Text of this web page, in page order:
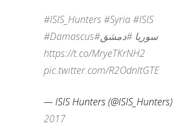
#ISIS_Hunters#Syria#ISIS
#Damascus
#سوريا #دمشق
https://t.co/MryeTKrNH2
pic.twitter.com/R2OdnltGTE
— ISIS Hunters (@ISIS_Hunters)
2017